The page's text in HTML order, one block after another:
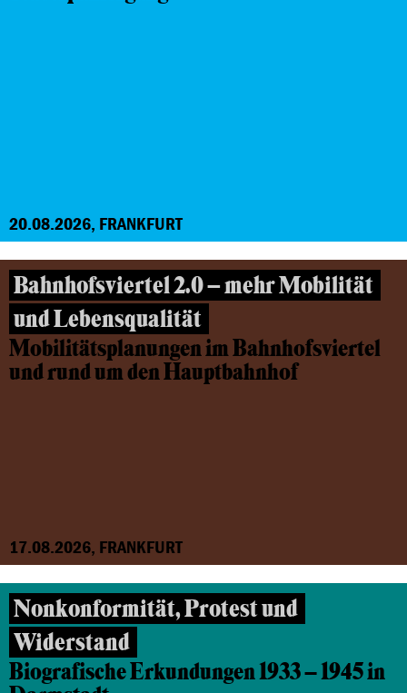
20.08.2026, FRANKFURT
Bahnhofsviertel 2.0 – mehr Mobilität
und Lebensqualität
Mobilitätsplanungen im Bahnhofsviertel
und rund um den Hauptbahnhof
17.08.2026, FRANKFURT
Nonkonformität, Protest und
Widerstand
Biografische Erkundungen 1933 – 1945 in